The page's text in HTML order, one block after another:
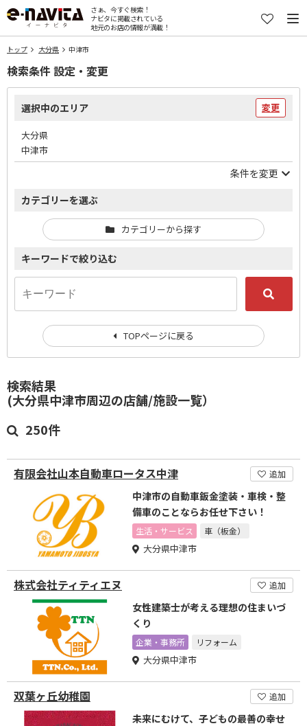
さぁ、今すぐ検索！
ナビタに掲載されている
地元のお店の情報が満載！
トップ 大分県 中津市
検索結果
(大分県中津市周辺の店舗/施設一覧）
250件
有限会社山本自動車ロータス中津 追加
中津市の自動車鈑金塗装・車検・整
備車のことならお任せ下さい！
生活・サービス 車（板金）
大分県中津市
株式会社ティティエヌ 追加
女性建築士が考える理想の住まいづ
くり
企業・事務所 リフォーム
大分県中津市
双葉ヶ丘幼稚園 追加
未来にむけて、子どもの最善の幸せ
検索条件 設定・変更
選択中のエリア 変更
大分県
中津市
条件を変更
カテゴリーを選ぶ
カテゴリーから探す
キーワードで絞り込む
TOPページに戻る